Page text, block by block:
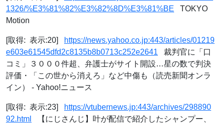
1326/%E3%81%82%E3%82%8D%E3%81%BE TOKYO
Motion
[取得: 表示:20]
https://news.yahoo.co.jp:443/articles/01219
e603e61545dfd2c8135b8b0713c252e2641 裁判官に「口
コミ」３０００件超、弁護士がサイト開設…星の数で判決
評価・「この世から消えろ」など中傷も（読売新聞オンラ
イン） - Yahoo!ニュース
[取得: 表示:23]
https://vtubernews.jp:443/archives/298890
92.html
【にじさんじ】叶が配信で紹介したシャンプー、